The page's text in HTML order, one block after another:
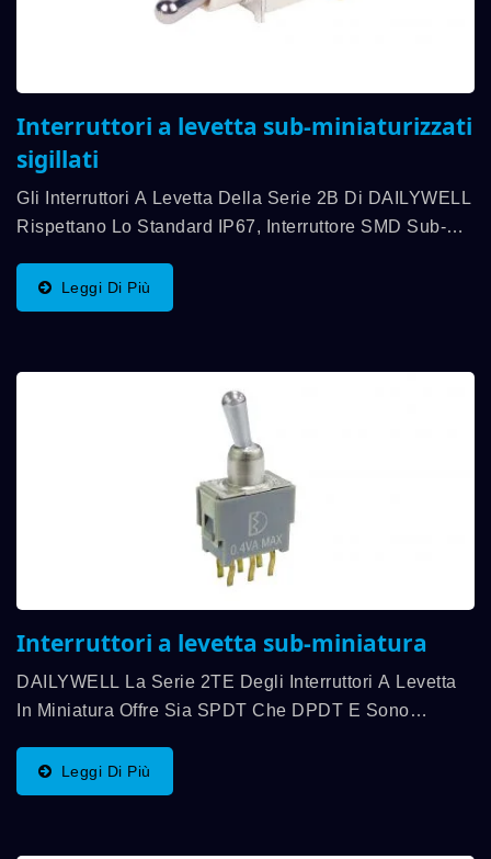
Interruttori a levetta sub-miniaturizzati
sigillati
Gli Interruttori A Levetta Della Serie 2B Di DAILYWELL
Rispettano Lo Standard IP67, Interruttore SMD Sub-
Interruttore. La Gamma Di Temperatura Operativa...
Leggi Di Più
Interruttori a levetta sub-miniatura
DAILYWELL La Serie 2TE Degli Interruttori A Levetta
In Miniatura Offre Sia SPDT Che DPDT E Sono
Sono Dotati Di Una Varietà Di Funzioni Di
Commutazione...
Leggi Di Più